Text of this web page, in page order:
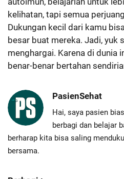
kelihatan, tapi semua
Dukungan kecil dari kamu
besar buat mereka. Jadi, yuk
menghargai. Karena di dunia
benar-benar bertahan
PasienSehat
Hai, saya pasien
berbagi dan belajar
berharap kita bisa saling
bersama.